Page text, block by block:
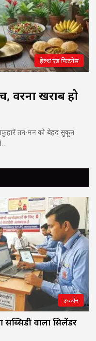
हेल्थ एंड फिटनेस
वरना खराब हो
फुहारें तन-मन को बेहद सुकून
उज्जैन
वाला सिलेंडर